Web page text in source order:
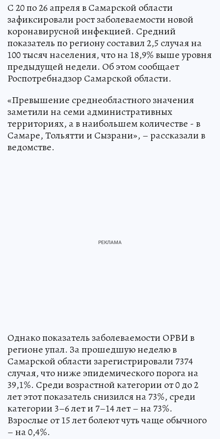
С 20 по 26 апреля в Самарской области
зафиксировали рост заболеваемости новой
коронавирусной инфекцией. Средний
показатель по региону составил 2,5 случая на
100 тысяч населения, что на 18,9% выше уровня
предыдущей недели. Об этом сообщает
Роспотребнадзор Самарской области.
«Превышение среднеобластного значения
заметили на семи административных
территориях, а в наибольшем количестве - в
Самаре, Тольятти и Сызрани», – рассказали в
ведомстве.
Однако показатель заболеваемости ОРВИ в
регионе упал. За прошедшую неделю в
Самарской области зарегистрировали 7374
случая, что ниже эпидемического порога на
39,1%. Среди возрастной категории от 0 до 2
лет этот показатель снизился на 73%, среди
категории 3–6 лет и 7–14 лет – на 73%.
Взрослые от 15 лет болеют чуть чаще обычного
– на 0,4%.